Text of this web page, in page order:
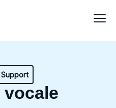
vocale